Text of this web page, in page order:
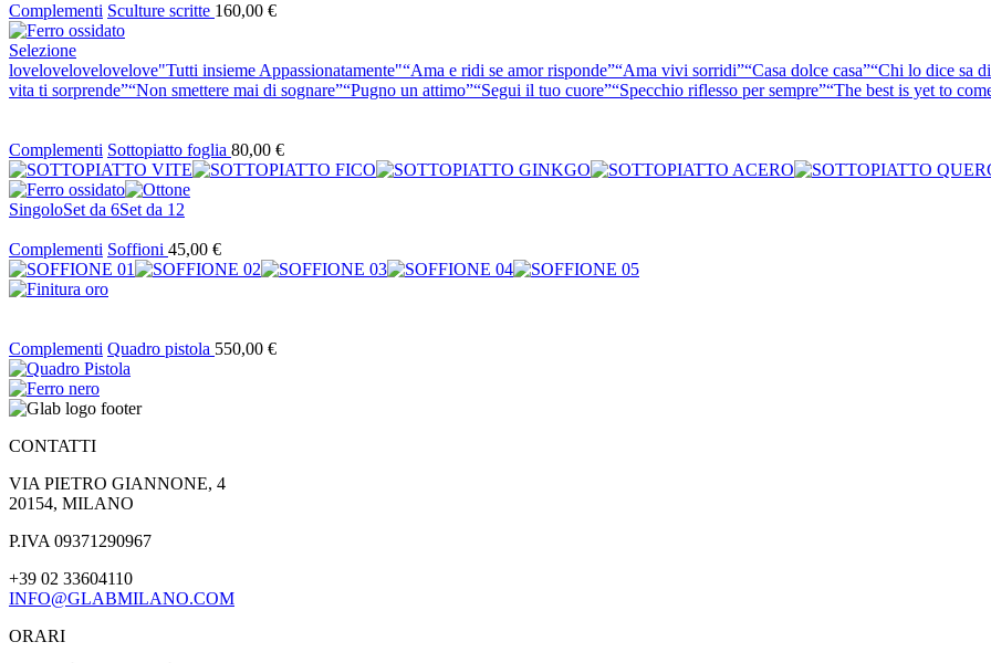
Complementi Sculture scritte 160,00 €
Selezione
lovelovelovelovelove"Tutti insieme Appassionatamente"“Ama e ridi se amor risponde”“Ama vivi sorridi”“Casa dolce casa”“Chi lo dice sa
vita ti sorprende”“Non smettere mai di sognare”“Pugno un attimo”“Segui il tuo cuore”“Specchio riflesso per sempre”“The best is yet to
Complementi Sottopiatto foglia 80,00 €
SingoloSet da 6Set da 12
Complementi Soffioni 45,00 €
Complementi Quadro pistola 550,00 €
CONTATTI
VIA PIETRO GIANNONE, 4
20154, MILANO
P.IVA 09371290967
+39 02 33604110
INFO@GLABMILANO.COM
ORARI